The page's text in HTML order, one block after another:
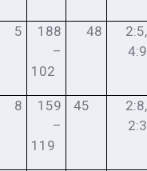
5
188
–
102
48
8
159
–
119
45